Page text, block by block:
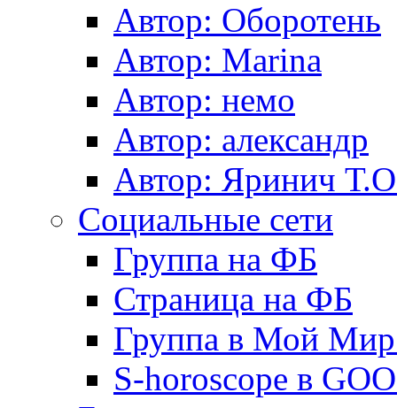
Автор: Оборотень
Автор: Marina
Автор: немo
Автор: александр
Автор: Яринич
Социальные сети
Группа на ФБ
Страница на ФБ
Группа в Мой
S-horoscope в